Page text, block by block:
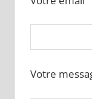
Votre